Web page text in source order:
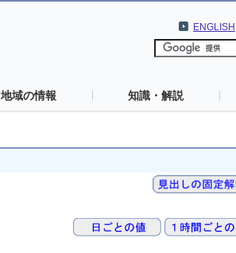
ENGLISH
地域の情報 知識・解説